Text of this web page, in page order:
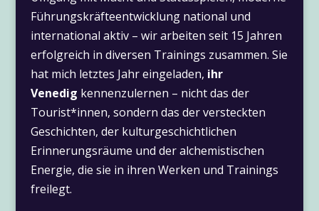
Führungskräfteentwicklung national und
international aktiv – wir arbeiten seit 15 Jahren
erfolgreich in diversen Trainings zusammen. Sie
hat mich letztes Jahr eingeladen, ihr
Venedig kennenzulernen – nicht das der
Tourist*innen, sondern das der versteckten
Geschichten, der kulturgeschichtlichen
Erinnerungsräume und der alchemistischen
Energie, die sie in ihren Werken und Trainings
freilegt.